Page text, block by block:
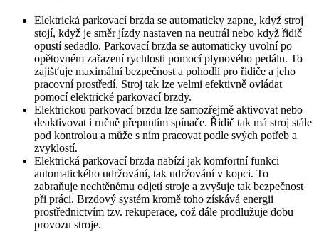
Elektrická parkovací brzda se automaticky zapne, když stroj
stojí, když je směr jízdy nastaven na neutrál nebo když řidič
opustí sedadlo. Parkovací brzda se automaticky uvolní po
opětovném zařazení rychlosti pomocí plynového pedálu. To
zajišťuje maximální bezpečnost a pohodlí pro řidiče a jeho
pracovní prostředí. Stroj tak lze velmi efektivně ovládat
pomocí elektrické parkovací brzdy.
Elektrickou parkovací brzdu lze samozřejmě aktivovat nebo
deaktivovat i ručně přepnutím spínače. Řidič tak má stroj stále
pod kontrolou a může s ním pracovat podle svých potřeb a
zvyklostí.
Elektrická parkovací brzda nabízí jak komfortní funkci
automatického udržování, tak udržování v kopci. To
zabraňuje nechtěnému odjetí stroje a zvyšuje tak bezpečnost
při práci. Brzdový systém kromě toho získává energii
prostřednictvím tzv. rekuperace, což dále prodlužuje dobu
provozu stroje.